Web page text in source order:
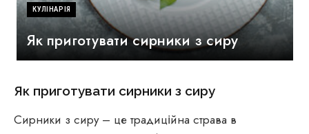
КУЛІНАРІЯ
Як приготувати сирники з сиру
Як приготувати сирники з сиру
Сирники з сиру – це традиційна страва в